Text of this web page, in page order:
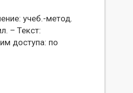
учеб.-метод.
– Текст:
доступа: по